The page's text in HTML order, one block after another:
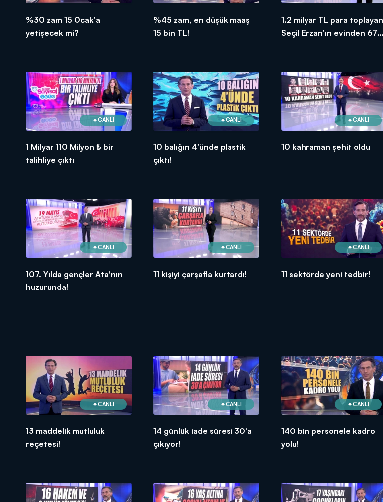
%30 zam 15 Ocak'a
yetişecek mi?
%45 zam, en düşük maaş
15 bin TL!
1.2 milyar TL para toplayan
Seçil Erzan'ın evinden 67
CANLI
1 Milyar 110 Milyon ₺ bir
talihliye çıktı
CANLI
10 balığın 4'ünde plastik
çıktı!
CANLI
10 kahraman şehit oldu
CANLI
107. Yılda gençler Ata'nın
huzurunda!
CANLI
11 kişiyi çarşafla kurtardı!
CANLI
11 sektörde yeni tedbir!
CANLI
13 maddelik mutluluk
reçetesi!
CANLI
14 günlük iade süresi 30'a
çıkıyor!
CANLI
140 bin personele kadro
yolu!